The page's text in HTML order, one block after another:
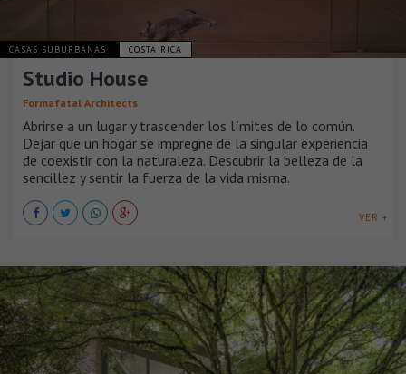
CASAS SUBURBANAS COSTA RICA
Studio House
Formafatal Architects
Abrirse a un lugar y trascender los límites de lo común.
Dejar que un hogar se impregne de la singular experiencia
de coexistir con la naturaleza. Descubrir la belleza de la
sencillez y sentir la fuerza de la vida misma.
VER +